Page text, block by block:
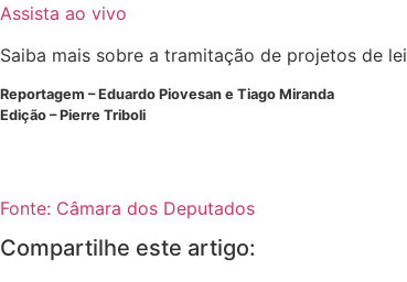
Assista ao vivo
Saiba mais sobre a tramitação de projetos de lei
Reportagem – Eduardo Piovesan e Tiago Miranda
Edição – Pierre Triboli
Fonte: Câmara dos Deputados
Compartilhe este artigo: